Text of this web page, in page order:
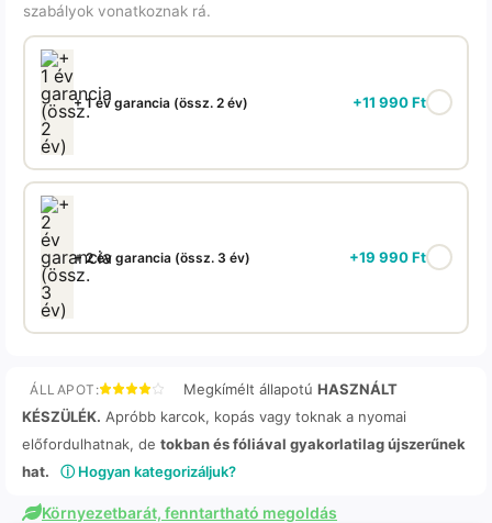
szabályok vonatkoznak rá.
+ 1 év garancia (össz. 2 év) +11 990Ft
+ 2 év garancia (össz. 3 év) +19 990Ft
ÁLLAPOT: Megkímélt állapotú HASZNÁLT
KÉSZÜLÉK. Apróbb karcok, kopás vagy toknak a nyomai
előfordulhatnak, de tokban és fóliával gyakorlatilag újszerűnek
hat.
ⓘ Hogyan kategorizáljuk?
Környezetbarát, fenntartható megoldás